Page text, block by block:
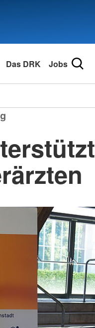
Das DRK Jobs